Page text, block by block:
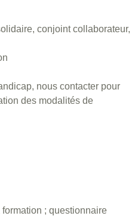
conjoint collaborateur,
nous contacter pour
des modalités de
; questionnaire